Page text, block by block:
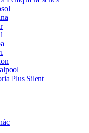
Plus Silent